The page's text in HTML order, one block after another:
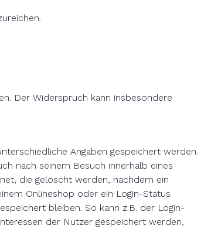
Der Widerspruch kann insbesondere
Angaben gespeichert werden.
nach seinem Besuch innerhalb eines
die gelöscht werden, nachdem ein
Onlineshop oder ein Login-Status
bleiben. So kann z.B. der Login-
der Nutzer gespeichert werden,